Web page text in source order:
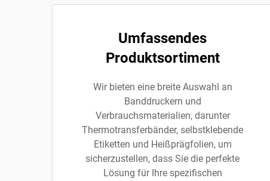
Umfassendes
Produktsortiment
Wir bieten eine breite Auswahl an
Banddruckern und
Verbrauchsmaterialien, darunter
Thermotransferbänder, selbstklebende
Etiketten und Heißprägfolien, um
sicherzustellen, dass Sie die perfekte
Lösung für Ihre spezifischen